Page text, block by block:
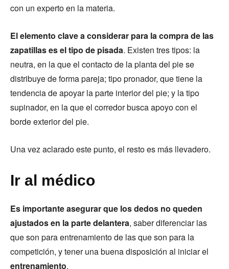
con un experto en la materia.
El elemento clave a considerar para la compra de las
zapatillas es el tipo de pisada. Existen tres tipos: la
neutra, en la que el contacto de la planta del pie se
distribuye de forma pareja; tipo pronador, que tiene la
tendencia de apoyar la parte interior del pie; y la tipo
supinador, en la que el corredor busca apoyo con el
borde exterior del pie.
Una vez aclarado este punto, el resto es más llevadero.
Ir al médico
Es importante asegurar que los dedos no queden
ajustados en la parte delantera, saber diferenciar las
que son para entrenamiento de las que son para la
competición, y tener una buena disposición al iniciar el
entrenamiento.